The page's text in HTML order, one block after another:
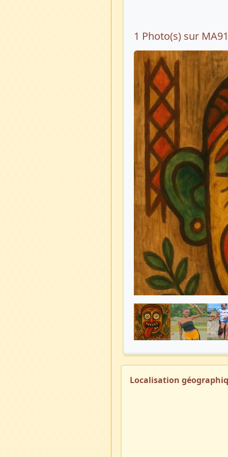
1 Photo(s) sur
Localisation